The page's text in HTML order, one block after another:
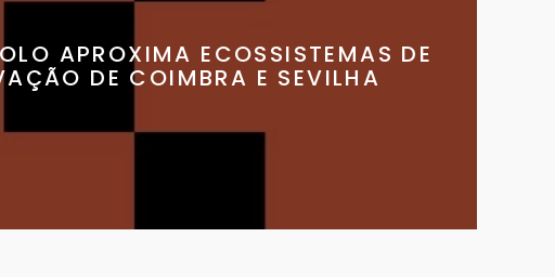
APROXIMA ECOSSISTEMAS DE
DE COIMBRA E SEVILHA